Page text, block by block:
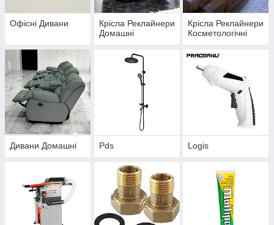
Офісні Дивани
Крісла Реклайнери
Домашні
Крісла Реклайнери
Косметологічні
Дивани Домашні Pds Logis